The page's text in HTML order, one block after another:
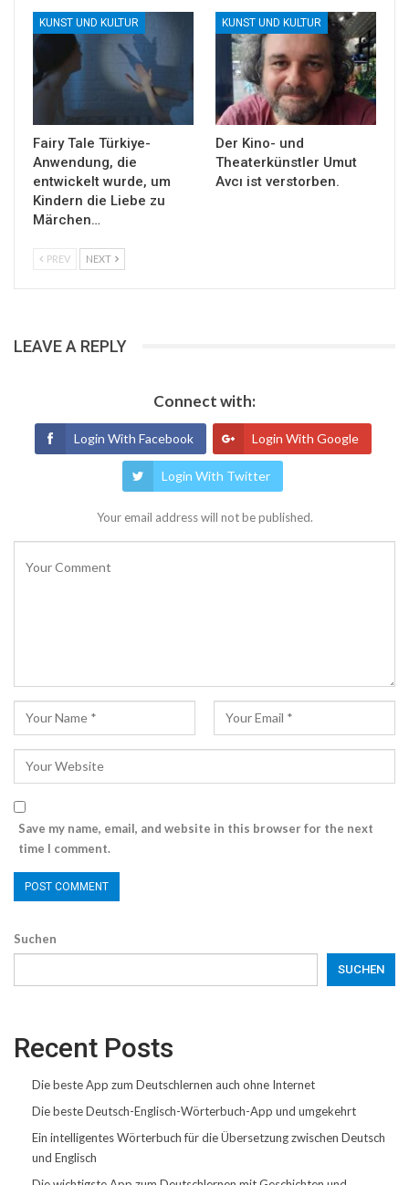
KUNST UND KULTUR
Fairy Tale Türkiye-
Anwendung, die
entwickelt wurde, um
Kindern die Liebe zu
Märchen…
KUNST UND KULTUR
Der Kino- und
Theaterkünstler Umut
Avcı ist verstorben.
PREV NEXT
LEAVE A REPLY
Connect with:
Login With Facebook Login With Google
Login With Twitter
Your email address will not be published.
Save my name, email, and website in this browser for the next
time I comment.
Suchen
SUCHEN
Recent Posts
Die beste App zum Deutschlernen auch ohne Internet
Die beste Deutsch-Englisch-Wörterbuch-App und umgekehrt
Ein intelligentes Wörterbuch für die Übersetzung zwischen Deutsch
und Englisch